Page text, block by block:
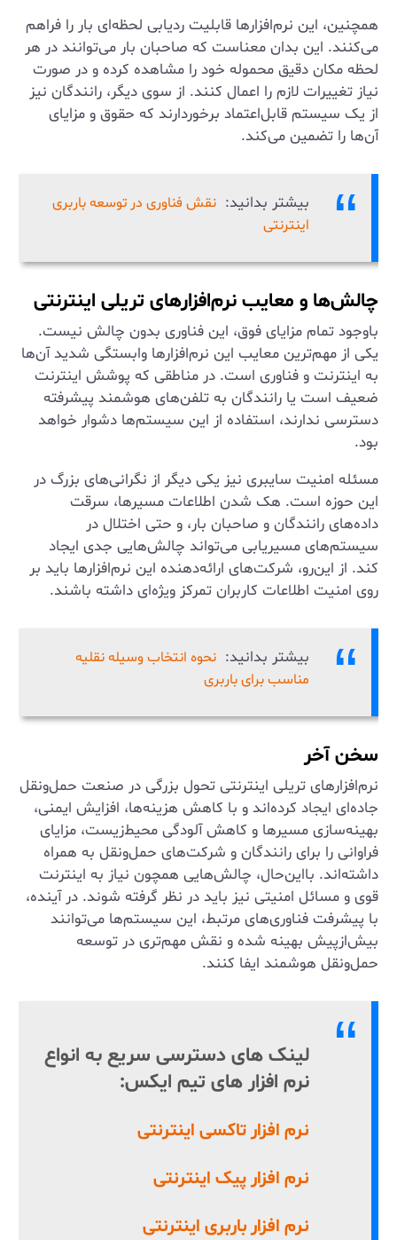
همچنین، این نرم‌افزارها قابلیت ردیابی لحظه‌ای بار را فراهم
می‌کنند. این بدان معناست که صاحبان بار می‌توانند در هر
لحظه مکان دقیق محموله خود را مشاهده کرده و در صورت
نیاز تغییرات لازم را اعمال کنند. از سوی دیگر، رانندگان نیز
از یک سیستم قابل‌اعتماد برخوردارند که حقوق و مزایای
آن‌ها را تضمین می‌کند.
بیشتر بدانید: نقش فناوری در توسعه باربری
اینترنتی
چالش‌ها و معایب نرم‌افزارهای تریلی اینترنتی
باوجود تمام مزایای فوق، این فناوری بدون چالش نیست.
یکی از مهم‌ترین معایب این نرم‌افزارها وابستگی شدید آن‌ها
به اینترنت و فناوری است. در مناطقی که پوشش اینترنت
ضعیف است یا رانندگان به تلفن‌های هوشمند پیشرفته
دسترسی ندارند، استفاده از این سیستم‌ها دشوار خواهد
بود.
مسئله امنیت سایبری نیز یکی دیگر از نگرانی‌های بزرگ در
این حوزه است. هک شدن اطلاعات مسیرها، سرقت
داده‌های رانندگان و صاحبان بار، و حتی اختلال در
سیستم‌های مسیریابی می‌تواند چالش‌هایی جدی ایجاد
کند. از این‌رو، شرکت‌های ارائه‌دهنده این نرم‌افزارها باید بر
روی امنیت اطلاعات کاربران تمرکز ویژه‌ای داشته باشند.
بیشتر بدانید: نحوه انتخاب وسیله نقلیه
مناسب برای باربری
سخن آخر
نرم‌افزارهای تریلی اینترنتی تحول بزرگی در صنعت حمل‌ونقل
جاده‌ای ایجاد کرده‌اند و با کاهش هزینه‌ها، افزایش ایمنی،
بهینه‌سازی مسیرها و کاهش آلودگی محیط‌زیست، مزایای
فراوانی را برای رانندگان و شرکت‌های حمل‌ونقل به همراه
داشته‌اند. بااین‌حال، چالش‌هایی همچون نیاز به اینترنت
قوی و مسائل امنیتی نیز باید در نظر گرفته شوند. در آینده،
با پیشرفت فناوری‌های مرتبط، این سیستم‌ها می‌توانند
بیش‌ازپیش بهینه شده و نقش مهم‌تری در توسعه
حمل‌ونقل هوشمند ایفا کنند.
لینک های دسترسی سریع به انواع
نرم افزار های تیم ایکس:
نرم افزار تاکسی اینترنتی
نرم افزار پیک اینترنتی
نرم افزار باربری اینترنتی